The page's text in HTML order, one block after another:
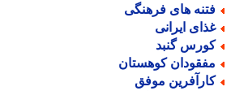
های فرهنگی
ایرانی
گنبد
کوهستان
موفق